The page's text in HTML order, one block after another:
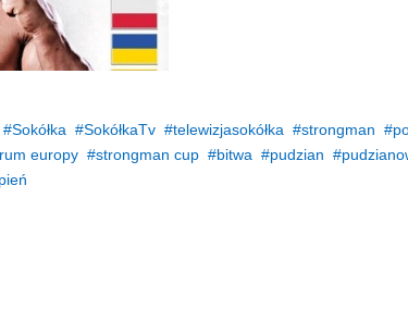
Sokółka SokółkaTv telewizjasokółka strongman
europy strongman cup bitwa pudzian